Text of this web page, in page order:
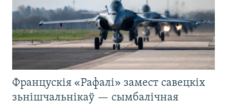
Францускія «Рафалі» замест савецкіх
зьнішчальнікаў — сымбалічная